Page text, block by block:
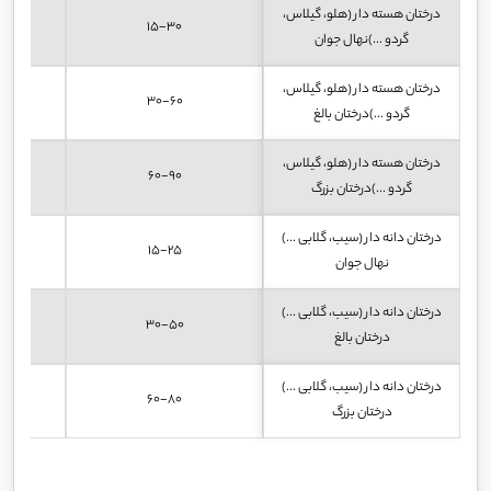
درختان هسته دار (هلو، گیلاس،
گردو ...)نهال جوان
15-30
درختان هسته دار (هلو، گیلاس،
گردو ...)درختان بالغ
30-60
درختان هسته دار (هلو، گیلاس،
گردو ...)درختان بزرگ
60-90
درختان دانه دار (سیب، گلابی ...)
نهال جوان
15-25
درختان دانه دار (سیب، گلابی ...)
درختان بالغ
30-50
درختان دانه دار (سیب، گلابی ...)
درختان بزرگ
60-80